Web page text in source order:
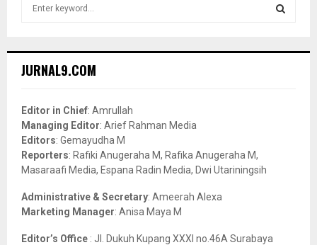
h
o
r
:
JURNAL9.COM
Editor in Chief: Amrullah
Managing Editor: Arief Rahman Media
Editors: Gemayudha M
Reporters: Rafiki Anugeraha M, Rafika Anugeraha M,
Masaraafi Media, Espana Radin Media, Dwi Utariningsih
Administrative & Secretary: Ameerah Alexa
Marketing Manager: Anisa Maya M
Editor’s Office : Jl. Dukuh Kupang XXXI no.46A Surabaya